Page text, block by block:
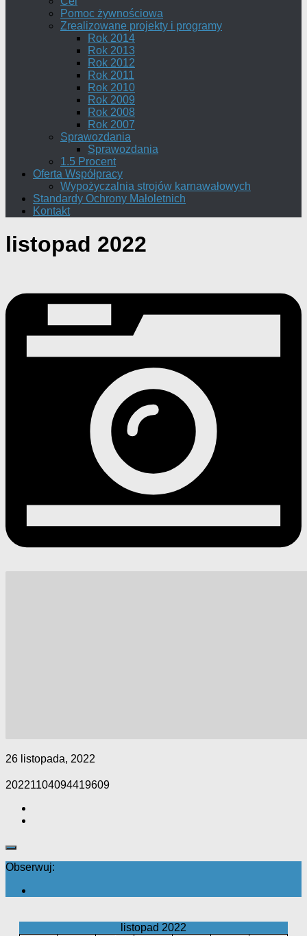
Pomoc żywnościowa
Zrealizowane projekty i programy
Rok 2014
Rok 2013
Rok 2012
Rok 2011
Rok 2010
Rok 2009
Rok 2008
Rok 2007
Sprawozdania
Sprawozdania
1.5 Procent
Oferta Współpracy
Wypożyczalnia strojów karnawałowych
Standardy Ochrony Małoletnich
Kontakt
listopad 2022
26 listopada, 2022
20221104094419609
Obserwuj:
listopad 2022